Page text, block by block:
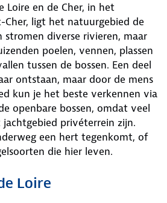
Loire en de Cher, in het
ligt het natuurgebied de
stromen diverse rivieren, maar
poelen, vennen, plassen
tussen de bossen. Een deel
ontstaan, maar door de mens
kun je het beste verkennen via
openbare bossen, omdat veel
privéterrein zijn.
een hert tegenkomt, of
die hier leven.
Loire